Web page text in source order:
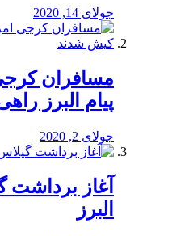
جولای 14, 2020
مسافران
پیام البرز
جولای 2, 2020
آغاز
البرز